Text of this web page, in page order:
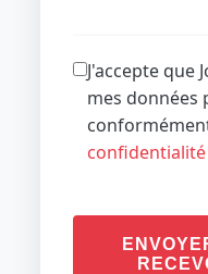
J'accepte que
mes données
confidentialité